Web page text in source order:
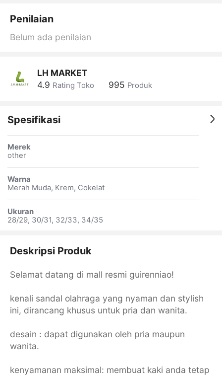
Penilaian
Belum ada penilaian
LH MARKET
4.9 Rating Toko 995 Produk
Spesifikasi
Merek
other
Warna
Merah Muda, Krem, Cokelat
Ukuran
28/29, 30/31, 32/33, 34/35
Deskripsi Produk
Selamat datang di mall resmi guirenniao!
kenali sandal olahraga yang nyaman dan stylish
ini, dirancang khusus untuk pria dan wanita.
desain : dapat digunakan oleh pria maupun
wanita.
kenyamanan maksimal: membuat kaki anda tetap